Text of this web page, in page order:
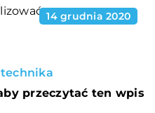
14 grudnia 2020
technika
przeczytać ten wpis